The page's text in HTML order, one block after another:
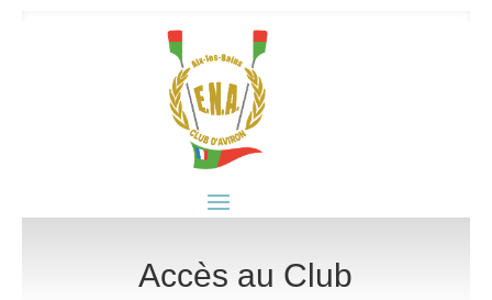
Accès au Club